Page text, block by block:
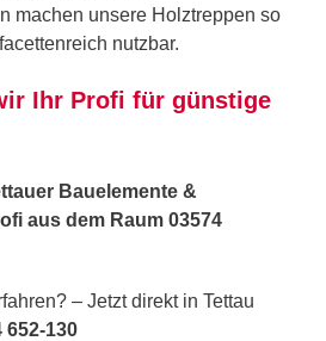
machen unsere Holztreppen so
nutzbar.
Ihr Profi für günstige
Bauelemente &
aus dem Raum 03574
– Jetzt direkt in Tettau
652-130